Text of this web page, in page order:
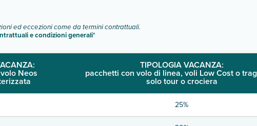
ed eccezioni come da termini contrattuali.
e condizioni generali"
Neos
TIPOLOGIA VACANZA:
pacchetti con volo di linea, voli Low Cost o
solo tour o crociera
25%